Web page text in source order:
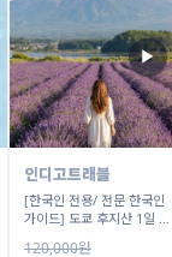
인디고트래블
[한국인 전용/ 전문 한국인
가이드] 도쿄 후지산 1일 버
120,000원
▶